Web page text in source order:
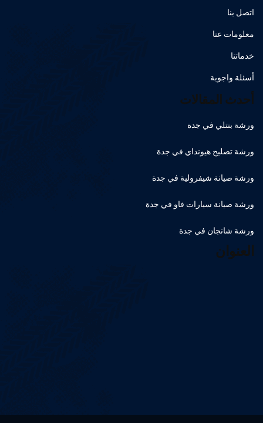
اتصل بنا
معلومات عنا
خدماتنا
أسئلة واجوبة
أحدث المقالات
ورشة بنتلي في جدة
ورشة تصليح هيونداي في جدة
ورشة صيانة شيفرولية في جدة
ورشة صيانة سيارات فاو في جدة
ورشة شانجان في جدة
العنوان